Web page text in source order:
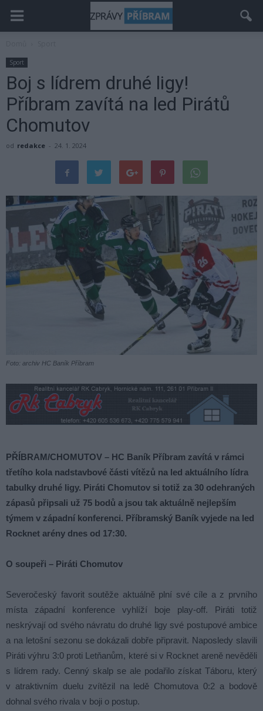
Sport
Boj s lídrem druhé ligy!
Příbram zavítá na led Pirátů
Chomutov
od redakce - 24. 1. 2024
Foto: archiv HC Baník Příbram
PŘÍBRAM/CHOMUTOV – HC Baník Příbram zavítá v rámci
třetího kola nadstavbové části vítězů na led aktuálního lídra
tabulky druhé ligy. Piráti Chomutov si totiž za 30 odehraných
zápasů připsali už 75 bodů a jsou tak aktuálně nejlepším
týmem v západní konferenci. Příbramský Baník vyjede na led
Rocknet arény dnes od 17:30.
O soupeři – Piráti Chomutov
Severočeský favorit soutěže aktuálně plní své cíle a z prvního
místa západní konference vyhlíží boje play-off. Piráti totiž
neskrývají od svého návratu do druhé ligy své postupové ambice
a na letošní sezonu se dokázali dobře připravit. Naposledy slavili
Piráti výhru 3:0 proti Letňanům, které si v Rocknet areně nevěděli
s lídrem rady. Cenný skalp se ale podařilo získat Táboru, který
v atraktivním duelu zvítězil na ledě Chomutova 0:2 a bodově
dohnal svého rivala v boji o postup.